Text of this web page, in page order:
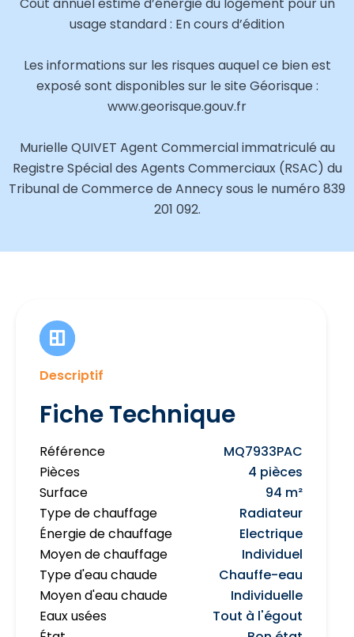
Coût annuel estimé d’énergie du logement pour un
usage standard : En cours d’édition
Les informations sur les risques auquel ce bien est
exposé sont disponibles sur le site Géorisque :
www.georisque.gouv.fr
Murielle QUIVET Agent Commercial immatriculé au
Registre Spécial des Agents Commerciaux (RSAC) du
Tribunal de Commerce de Annecy sous le numéro 839
201 092.
Descriptif
Fiche Technique
Référence
MQ7933PAC
Pièces
4 pièces
Surface
94 m²
Type de chauffage
Radiateur
Énergie de chauffage
Electrique
Moyen de chauffage
Individuel
Type d'eau chaude
Chauffe-eau
Moyen d'eau chaude
Individuelle
Eaux usées
Tout à l'égout